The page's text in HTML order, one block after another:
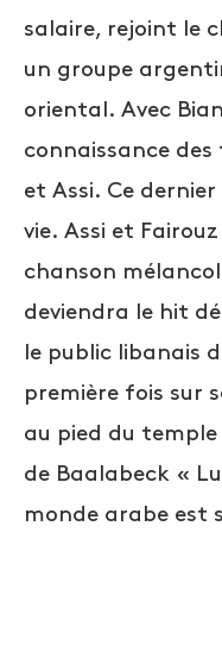
salaire, rejoint le
un groupe
oriental. Avec
connaissance
et Assi. Ce
vie. Assi et
chanson
deviendra le hit
le public libanais
première fois sur
au pied du temple
de Baalabeck «
monde arabe est